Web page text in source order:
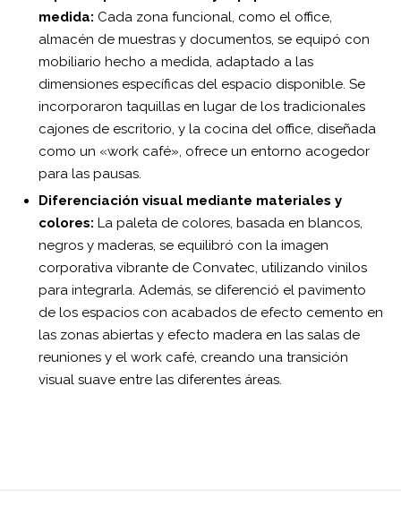
medida: Cada zona funcional, como el office,
almacén de muestras y documentos, se equipó con
mobiliario hecho a medida, adaptado a las
dimensiones específicas del espacio disponible. Se
incorporaron taquillas en lugar de los tradicionales
cajones de escritorio, y la cocina del office, diseñada
como un «work café», ofrece un entorno acogedor
para las pausas.
Diferenciación visual mediante materiales y
colores: La paleta de colores, basada en blancos,
negros y maderas, se equilibró con la imagen
corporativa vibrante de Convatec, utilizando vinilos
para integrarla. Además, se diferenció el pavimento
de los espacios con acabados de efecto cemento en
las zonas abiertas y efecto madera en las salas de
reuniones y el work café, creando una transición
visual suave entre las diferentes áreas.